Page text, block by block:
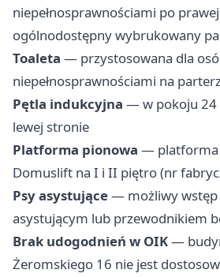
niepełnosprawnościami po
ogólnodostępny wybrukowany
Toaleta — przystosowana dla
niepełnosprawnościami na
Pętla indukcyjna — w pokoju 24
lewej stronie
Platforma pionowa — platforma
Domuslift na I i II piętro (nr
Psy asystujące— możliwy wstęp
asystującym lub przewodnikiem
Brak udogodnień w OIK—
Żeromskiego 16 nie jest